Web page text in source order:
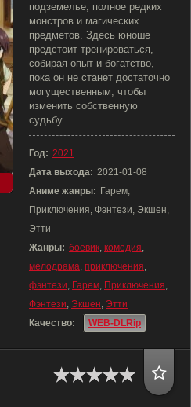
подземелье, полное редких
монстров и магических
предметов. Здесь юноше
предстоит тренироваться,
собирая опыт и богатство,
пока он не станет достаточно
могущественным, чтобы
изменить собственную
судьбу.
Год: 2021
Дата выхода: 2021-01-08
Аниме жанры: Гарем,
Приключения, Фэнтези, Экшен,
Этти
Жанры: боевик, комедия,
мелодрама, приключения,
фэнтези, Гарем, Приключения,
Фэнтези, Экшен, Этти
Качество:
WEB-DLRip